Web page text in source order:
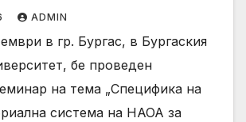
професии –
точки и решения“
ADMIN
в гр. Бургас, в Бургаския
бе проведен
на тема „Специфика на
система на НАОА за